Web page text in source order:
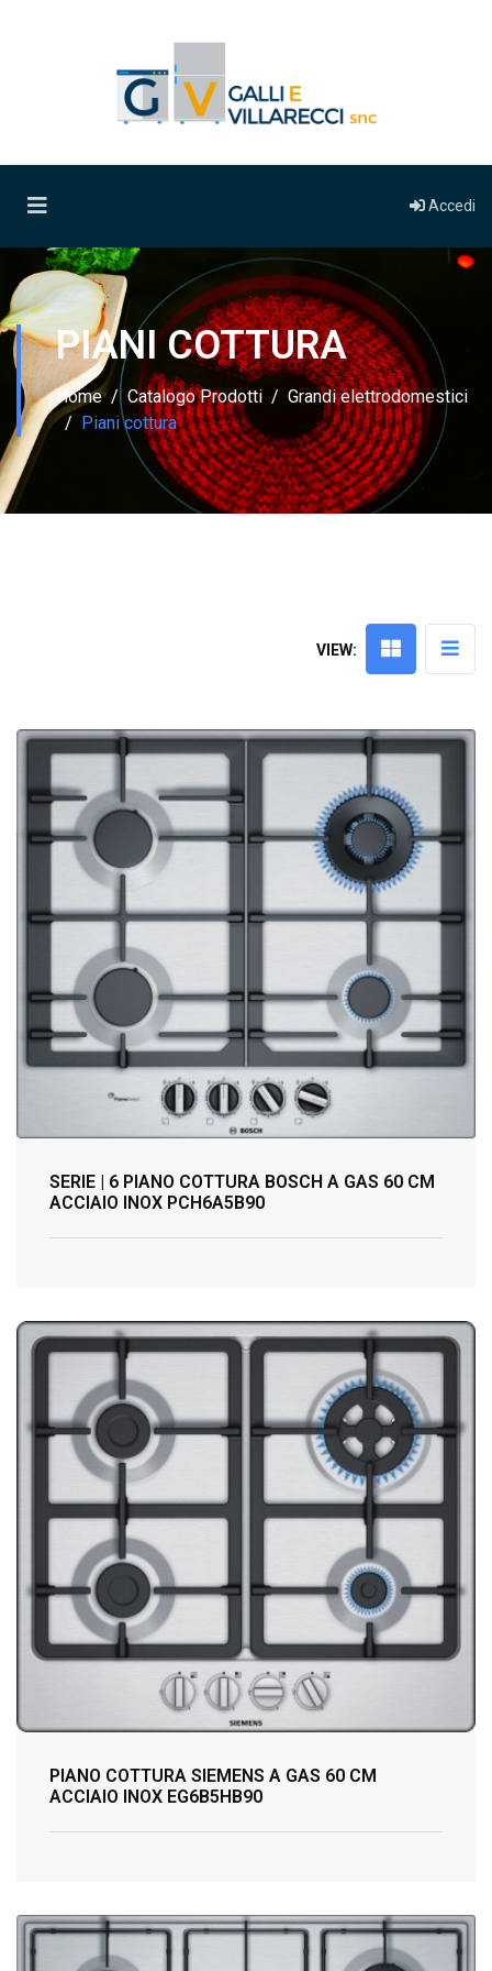
Accedi
PIANI COTTURA
Home Catalogo Prodotti
Grandi elettrodomestici
Piani cottura
VIEW:
SERIE | 6 PIANO COTTURA BOSCH A GAS 60 CM
ACCIAIO INOX PCH6A5B90
PIANO COTTURA SIEMENS A GAS 60 CM
ACCIAIO INOX EG6B5HB90